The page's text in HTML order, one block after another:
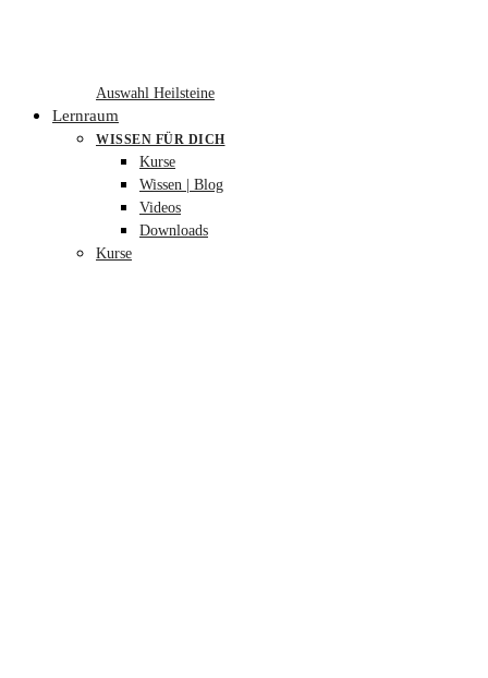
Auswahl Heilsteine
Lernraum
WISSEN FÜR DICH
Kurse
Wissen | Blog
Videos
Downloads
Kurse